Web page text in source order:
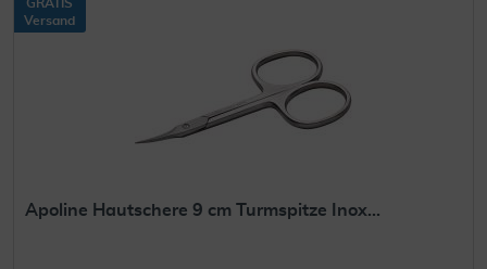
GRATIS
Versand
Apoline Hautschere 9 cm Turmspitze Inox...